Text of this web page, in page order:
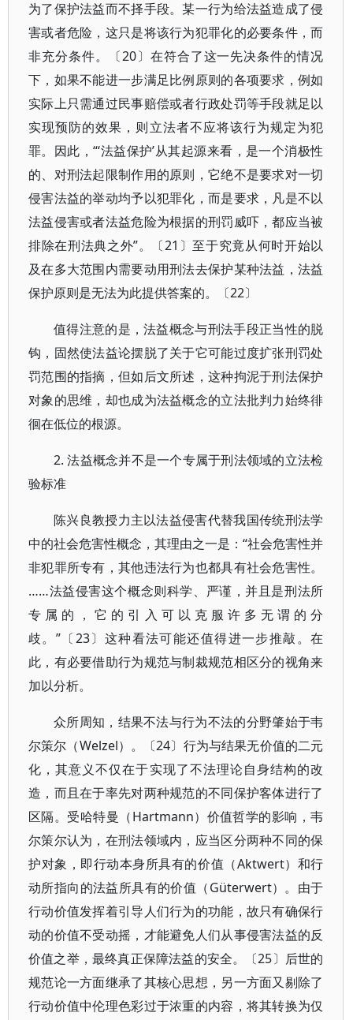
为了保护法益而不择手段。某一行为给法益造成了侵
害或者危险，这只是将该行为犯罪化的必要条件，而
非充分条件。〔20〕在符合了这一先决条件的情况
下，如果不能进一步满足比例原则的各项要求，例如
实际上只需通过民事赔偿或者行政处罚等手段就足以
实现预防的效果，则立法者不应将该行为规定为犯
罪。因此，“‘法益保护’从其起源来看，是一个消极性
的、对刑法起限制作用的原则，它绝不是要求对一切
侵害法益的举动均予以犯罪化，而是要求，凡是不以
法益侵害或者法益危险为根据的刑罚威吓，都应当被
排除在刑法典之外”。〔21〕至于究竟从何时开始以
及在多大范围内需要动用刑法去保护某种法益，法益
保护原则是无法为此提供答案的。〔22〕
值得注意的是，法益概念与刑法手段正当性的脱
钩，固然使法益论摆脱了关于它可能过度扩张刑罚处
罚范围的指摘，但如后文所述，这种拘泥于刑法保护
对象的思维，却也成为法益概念的立法批判力始终徘
徊在低位的根源。
2. 法益概念并不是一个专属于刑法领域的立法检
验标准
陈兴良教授力主以法益侵害代替我国传统刑法学
中的社会危害性概念，其理由之一是：“社会危害性并
非犯罪所专有，其他违法行为也都具有社会危害性。
……法益侵害这个概念则科学、严谨，并且是刑法所
专属的，它的引入可以克服许多无谓的分
歧。”〔23〕这种看法可能还值得进一步推敲。在
此，有必要借助行为规范与制裁规范相区分的视角来
加以分析。
众所周知，结果不法与行为不法的分野肇始于韦
尔策尔（Welzel）。〔24〕行为与结果无价值的二元
化，其意义不仅在于实现了不法理论自身结构的改
造，而且在于率先对两种规范的不同保护客体进行了
区隔。受哈特曼（Hartmann）价值哲学的影响，韦
尔策尔认为，在刑法领域内，应当区分两种不同的保
护对象，即行动本身所具有的价值（Aktwert）和行
动所指向的法益所具有的价值（Güterwert）。由于
行动价值发挥着引导人们行为的功能，故只有确保行
动的价值不受动摇，才能避免人们从事侵害法益的反
价值之举，最终真正保障法益的安全。〔25〕后世的
规范论一方面继承了其核心思想，另一方面又剔除了
行动价值中伦理色彩过于浓重的内容，将其转换为仅